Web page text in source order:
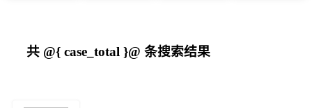
共 @{ case_total }@ 条搜索结果